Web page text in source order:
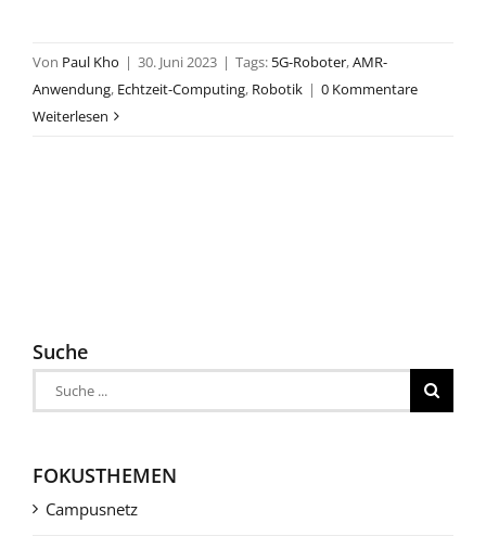
Von Paul Kho | 30. Juni 2023 | Tags: 5G-Roboter,AMR-
Anwendung, Echtzeit-Computing, Robotik | 0 Kommentare
Weiterlesen
Suche
Suche
nach:
FOKUSTHEMEN
Campusnetz